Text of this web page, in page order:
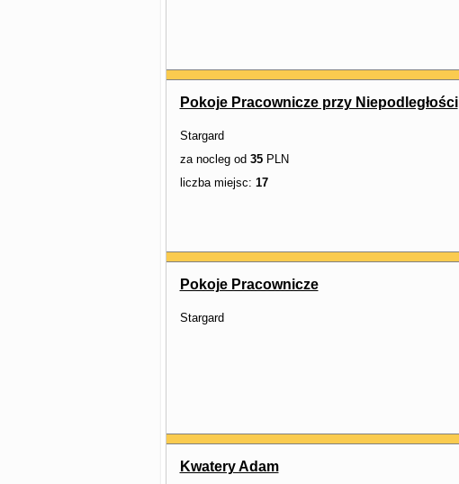
Pokoje Pracownicze przy Niepodległości
Stargard
za nocleg od 35PLN
liczba miejsc: 17
Pokoje Pracownicze
Stargard
Kwatery Adam